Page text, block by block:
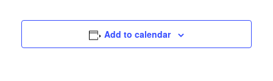
Add to calendar